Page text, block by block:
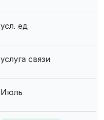
усл. ед
услуга связи
Июль